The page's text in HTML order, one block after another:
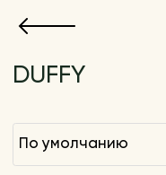
DUFFY
по умолчанию